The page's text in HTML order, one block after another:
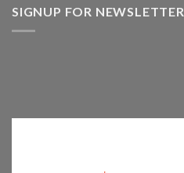
SIGNUP FOR NEWSLETTER